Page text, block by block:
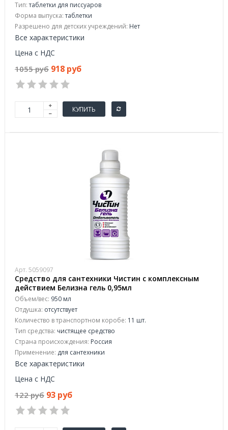
Тип:таблетки для писсуаров
Форма выпуска:таблетки
Разрешено для детских учреждений: Нет
Все характеристики
Цена с НДС
1055 руб 918 руб
КУПИТЬ
Арт. 5059097
Средство для сантехники Чистин с комплексным
действием Белизна гель 0,95мл
Объем/вес: 950 мл
Отдушка: отсутствует
Количество в транспортном коробе: 11 шт.
Тип средства: чистящее средство
Страна происхождения: Россия
Применение: для сантехники
Все характеристики
Цена с НДС
122 руб 93 руб